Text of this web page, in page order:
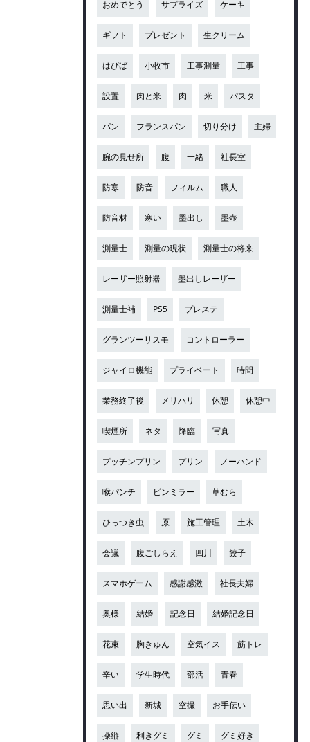
おめでとう サプライズ ケーキ
ギフト プレゼント 生クリーム
はぴば 小牧市 工事測量 工事
設置 肉と米 肉 米 パスタ
パン フランスパン 切り分け 主婦
腕の見せ所 腹 一緒 社長室
防寒 防音 フィルム 職人
防音材 寒い 墨出し 墨壺
測量士 測量の現状 測量士の将来
レーザー照射器 墨出しレーザー
測量士補 PS5 プレステ
グランツーリスモ コントローラー
ジャイロ機能 プライベート 時間
業務終了後 メリハリ 休憩 休憩中
喫煙所 ネタ 降臨 写真
プッチンプリン プリン ノーハンド
喉パンチ ピンミラー 草むら
ひっつき虫 原 施工管理 土木
会議 腹ごしらえ 四川 餃子
スマホゲーム 感謝感激 社長夫婦
奥様 結婚 記念日 結婚記念日
花束 胸きゅん 空気イス 筋トレ
辛い 学生時代 部活 青春
思い出 新城 空撮 お手伝い
操縦 利きグミ グミ グミ好き